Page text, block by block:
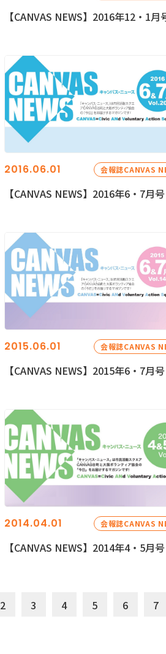
【CANVAS NEWS】2016年12・1月
2016.06.01 会報誌CANVAS
【CANVAS NEWS】2016年6・7月号
2015.06.01 会報誌CANVAS
【CANVAS NEWS】2015年6・7月号
2014.04.01 会報誌CANVAS
【CANVAS NEWS】2014年4・5月号
2 3 4 5 6 7